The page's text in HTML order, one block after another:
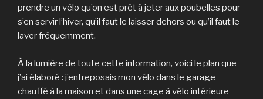
prendre un vélo qu’on est prêt à jeter aux poubelles pour
s’en servir l’hiver, qu’il faut le laisser dehors ou qu’il faut le
laver fréquemment.
À la lumière de toute cette information, voici le plan que
j’ai élaboré : j’entreposais mon vélo dans le garage
chauffé à la maison et dans une cage à vélo intérieure